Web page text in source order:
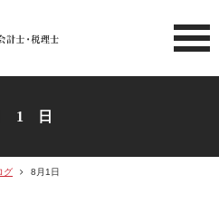
北関東 足利市の公認会計士・
1日
グ 8月1日